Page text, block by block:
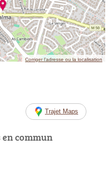
Corriger l’adresse ou la localisation
Trajet Maps
commun